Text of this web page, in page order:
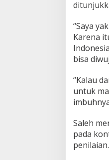
“Saya
Karena
bisa
“Kalau
untuk
Saleh
pada
penilaian.